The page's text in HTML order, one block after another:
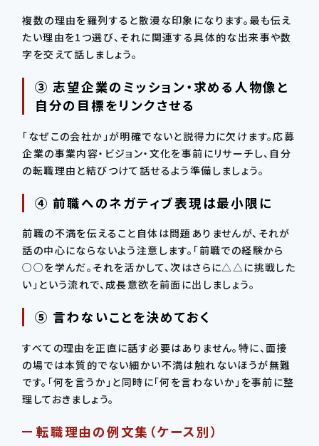
複数の理由を羅列すると散漫な印象になります。最も伝え
たい理由を1つ選び、それに関連する具体的な出来事や数
字を交えて話しましょう。
③ 志望企業のミッション・求める人物像と
自分の目標をリンクさせる
「なぜこの会社か」が明確でないと説得力に欠けます。応募
企業の事業内容・ビジョン・文化を事前にリサーチし、自分
の転職理由と結びつけて話せるよう準備しましょう。
④ 前職へのネガティブ表現は最小限に
前職の不満を伝えること自体は問題ありませんが、それが
話の中心にならないよう注意します。「前職での経験から
○○を学んだ。それを活かして、次はさらに△△に挑戦した
い」という流れで、成長意欲を前面に出しましょう。
⑤ 言わないことを決めておく
すべての理由を正直に話す必要はありません。特に、面接
の場では本質的でない細かい不満は触れないほうが無難
です。「何を言うか」と同時に「何を言わないか」を事前に整
理しておきましょう。
転職理由の例文集（ケース別）